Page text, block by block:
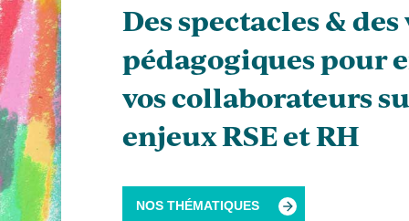
Des spectacles &
pédagogiques pour
vos collaborateurs
enjeux RSE et RH
NOS THÉMATIQUES